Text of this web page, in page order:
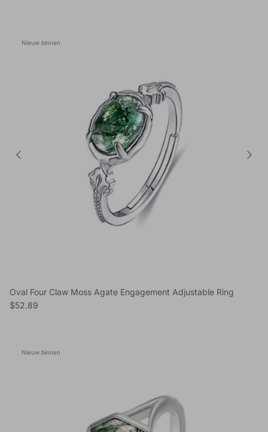
Nieuw binnen
Oval Four Claw Moss Agate Engagement Adjustable Ring
Reguliere prijs
$52.89
Nieuw binnen